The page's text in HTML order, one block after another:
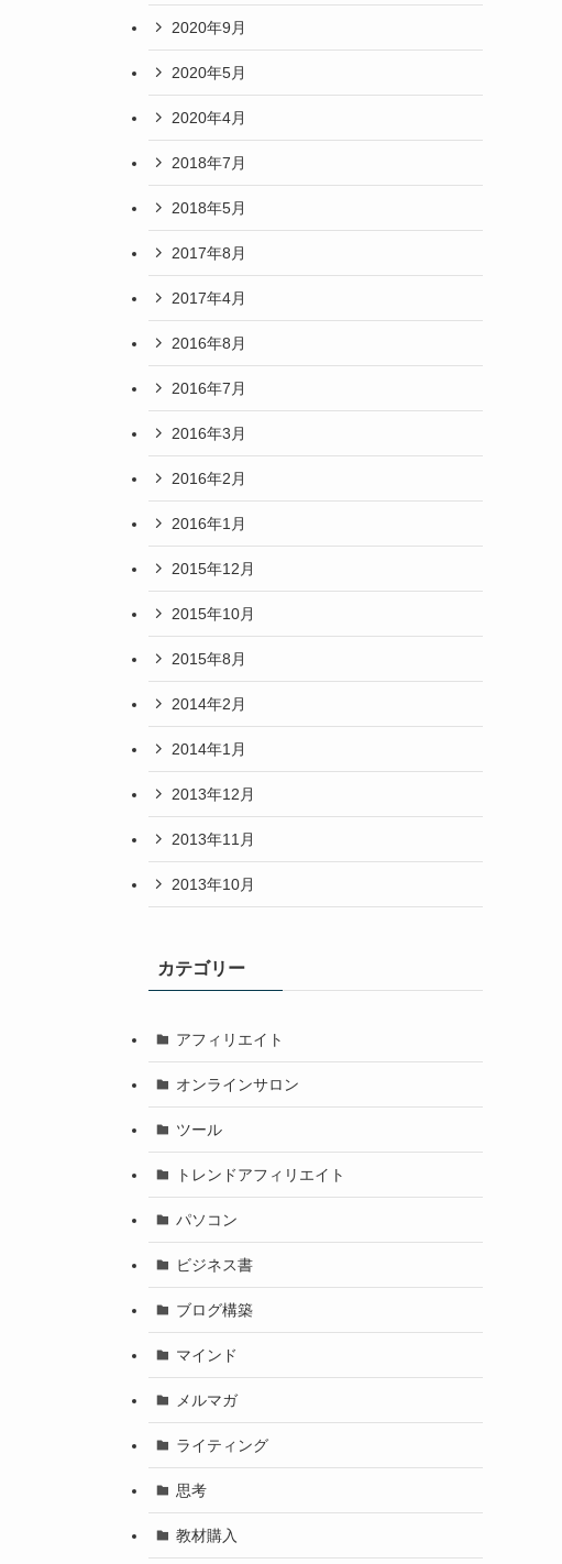
2020年9月
2020年5月
2020年4月
2018年7月
2018年5月
2017年8月
2017年4月
2016年8月
2016年7月
2016年3月
2016年2月
2016年1月
2015年12月
2015年10月
2015年8月
2014年2月
2014年1月
2013年12月
2013年11月
2013年10月
カテゴリー
アフィリエイト
オンラインサロン
ツール
トレンドアフィリエイト
パソコン
ビジネス書
ブログ構築
マインド
メルマガ
ライティング
思考
教材購入